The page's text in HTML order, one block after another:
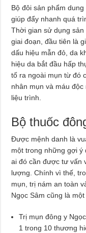
Bộ đôi sản phẩm
giúp đẩy nhanh quá
Thời gian sử dụng
giai đoạn, đầu tiên là
dấu hiệu mẫn đỏ, da
hiệu da bắt đầu hấp
tố ra ngoài mụn từ đó
nhân mụn và máu
liệu trình.
Bộ thuốc
Được mệnh danh là
một trong những gợi
ai đó cần được tư vấn
lượng. Chính vì thế,
mụn, trị nám an toàn
Ngọc Sâm cũng là
Trị mụn đông y
1 trong 10 thương